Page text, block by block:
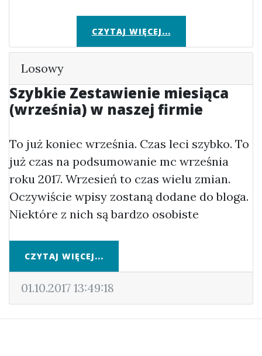
CZYTAJ WIĘCEJ...
Losowy
Szybkie Zestawienie miesiąca
(września) w naszej firmie
To już koniec września. Czas leci szybko. To
już czas na podsumowanie mc września
roku 2017. Wrzesień to czas wielu zmian.
Oczywiście wpisy zostaną dodane do bloga.
Niektóre z nich są bardzo osobiste
CZYTAJ WIĘCEJ...
01.10.2017 13:49:18